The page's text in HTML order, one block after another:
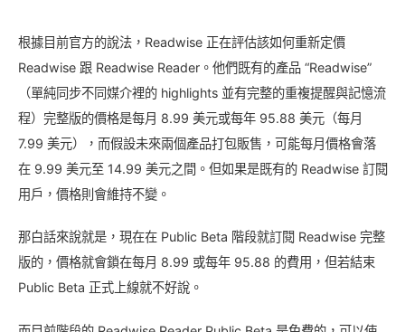
根據目前官方的說法，Readwise 正在評估該如何重新定價
Readwise 跟 Readwise Reader。他們既有的產品 “Readwise”
（單純同步不同媒介裡的 highlights 並有完整的重複提醒與記憶流
程）完整版的價格是每月 8.99 美元或每年 95.88 美元（每月
7.99 美元），而假設未來兩個產品打包販售，可能每月價格會落
在 9.99 美元至 14.99 美元之間。但如果是既有的 Readwise 訂閱
用戶，價格則會維持不變。
那白話來說就是，現在在 Public Beta 階段就訂閱 Readwise 完整
版的，價格就會鎖在每月 8.99 或每年 95.88 的費用，但若結束
Public Beta 正式上線就不好說。